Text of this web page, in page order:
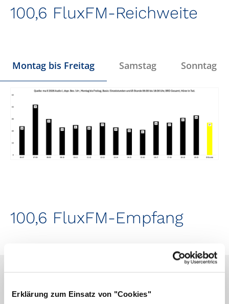
Erklärung zum Einsatz von "Cookies"
100,6 FluxFM-Reichweite
Montag bis Freitag Samstag Sonntag
100,6 FluxFM-Empfang